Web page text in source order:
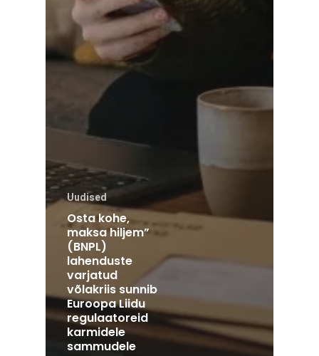
Uudised
Osta kohe,
maksa hiljem”
(BNPL)
lahenduste
varjatud
võlakriis sunnib
Euroopa Liidu
regulaatoreid
karmidele
sammudele